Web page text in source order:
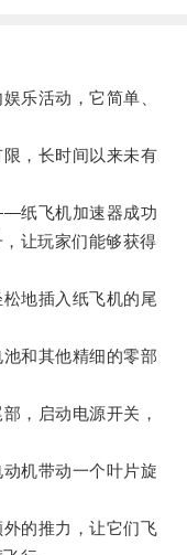
乐活动，它简单、
，长时间以来未有
飞机加速器成功
让玩家们能够获得
地插入纸飞机的尾
和其他精细的零部
，启动电源开关，
机带动一个叶片旋
的推力，让它们飞